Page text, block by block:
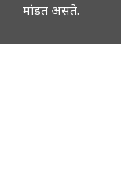
मांडत असते.